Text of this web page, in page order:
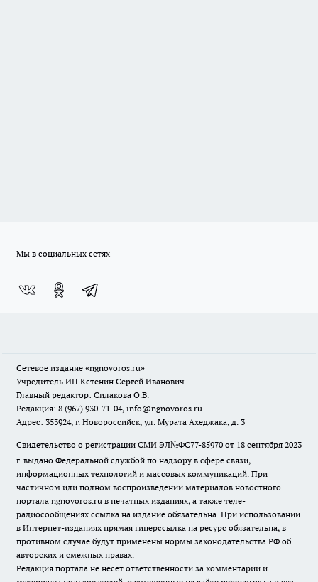
Мы в социальных сетях
Сетевое издание «ngnovoros.ru»
Учредитель ИП Кстенин Сергей Иванович
Главный редактор: Силакова О.В.
Редакция: 8 (967) 930-71-04, info@ngnovoros.ru
Адрес: 353924, г. Новороссийск, ул. Мурата Ахеджака, д. 3
Свидетельство о регистрации СМИ ЭЛ№ФС77-85970 от 18 сентября 2023
г. выдано Федеральной службой по надзору в сфере связи,
информационных технологий и массовых коммуникаций. При
частичном или полном воспроизведении материалов новостного
портала ngnovoros.ru в печатных изданиях, а также теле-
радиосообщениях ссылка на издание обязательна. При использовании
в Интернет-изданиях прямая гиперссылка на ресурс обязательна, в
противном случае будут применены нормы законодательства РФ об
авторских и смежных правах.
Редакция портала не несет ответственности за комментарии и